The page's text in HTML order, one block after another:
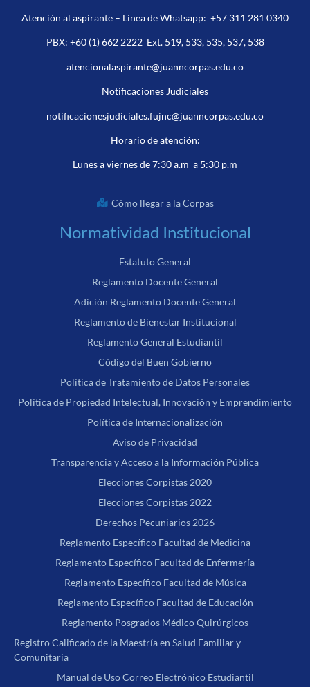
Atención al aspirante – Línea de Whatsapp: +57 311 281 0340
PBX: +60 (1) 662 2222Ext. 519, 533, 535, 537, 538
atencionalaspirante@juanncorpas.edu.co
Notificaciones Judiciales
notificacionesjudiciales.fujnc@juanncorpas.edu.co
Horario de atención:
Lunes a viernes de 7:30 a.m a 5:30 p.m
Cómo llegar a la Corpas
Normatividad Institucional
Estatuto General
Reglamento Docente General
Adición Reglamento Docente General
Reglamento de Bienestar Institucional
Reglamento General Estudiantil
Código del Buen Gobierno
Política de Tratamiento de Datos Personales
Política de Propiedad Intelectual, Innovación y Emprendimiento
Política de Internacionalización
Aviso de Privacidad
Transparencia y Acceso a la Información Pública
Elecciones Corpistas 2020
Elecciones Corpistas 2022
Derechos Pecuniarios 2026
Reglamento Específico Facultad de Medicina
Reglamento Específico Facultad de Enfermería
Reglamento Específico Facultad de Música
Reglamento Específico Facultad de Educación
Reglamento Posgrados Médico Quirúrgicos
Registro Calificado de la Maestría en Salud Familiar y
Comunitaria
Manual de Uso Correo Electrónico Estudiantil